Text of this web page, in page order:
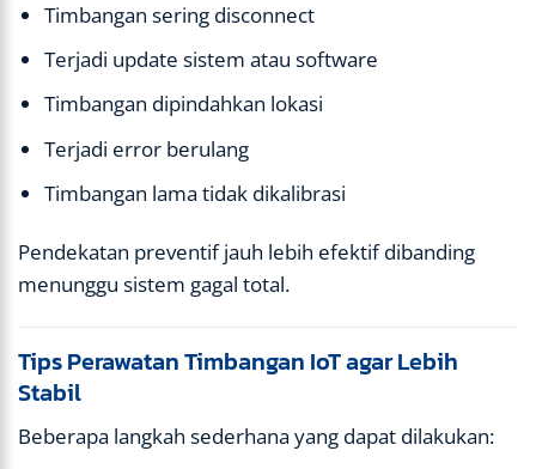
Timbangan sering disconnect
Terjadi update sistem atau software
Timbangan dipindahkan lokasi
Terjadi error berulang
Timbangan lama tidak dikalibrasi
Pendekatan preventif jauh lebih efektif dibanding
menunggu sistem gagal total.
Tips Perawatan Timbangan IoT agar Lebih
Stabil
Beberapa langkah sederhana yang dapat dilakukan: